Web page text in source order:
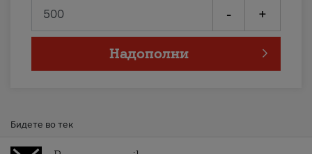
- +
Надополни
Бидете во тек